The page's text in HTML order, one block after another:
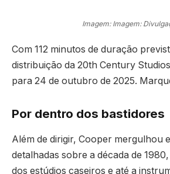
Imagem: Imagem:
Com 112 minutos de duração
distribuição da 20th Century
para 24 de outubro de 2025.
Por dentro dos bastidores
Além de dirigir, Cooper mergulhou
detalhadas sobre a década de
dos estúdios caseiros e até a